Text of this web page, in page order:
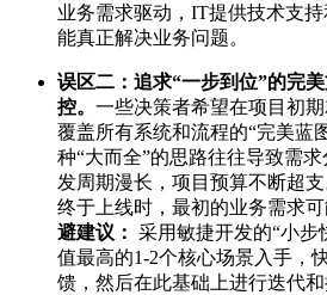
业务需求驱动，IT提供技术支
能真正解决业务问题。
误区二：追求“一步到位”的完
控。 一些决策者希望在项目初期
覆盖所有系统和流程的“完美蓝
种“大而全”的思路往往导致需
发周期漫长，项目预算不断超
终于上线时，最初的业务需求可
避建议： 采用敏捷开发的“小步
值最高的1-2个核心场景入手，
馈，然后在此基础上进行迭代